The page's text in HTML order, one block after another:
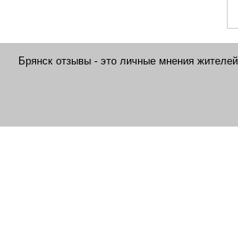
Брянск отзывы - это личные мнения